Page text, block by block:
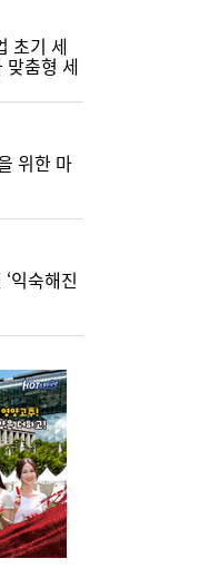
락…코
임시
초기 세
춤형 세
위한 마
익숙해진